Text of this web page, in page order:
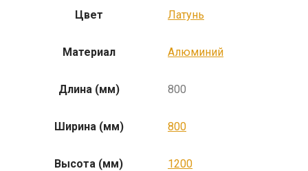
Цвет Латунь
Материал Алюминий
Длина (мм) 800
Ширина (мм) 800
Высота (мм) 1200